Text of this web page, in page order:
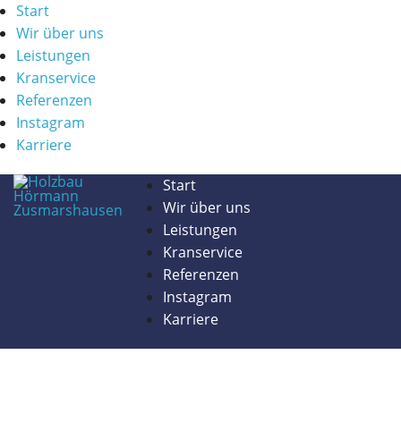
Start
Wir über uns
Leistungen
Kranservice
Referenzen
Instagram
Karriere
Start
Wir über uns
Leistungen
Kranservice
Referenzen
Instagram
Karriere